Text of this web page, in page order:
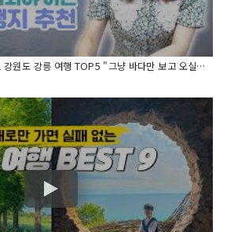
6월 꼭 가봐야하는 여행코스 강원도 강릉 여행 TOP5 "그냥 바다만 보고 오실껀가요? 강릉 여행추천"